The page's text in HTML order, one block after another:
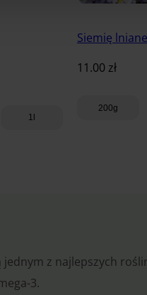
1l
Siemię lniane
11.00 zł
200g
z najlepszych
3.